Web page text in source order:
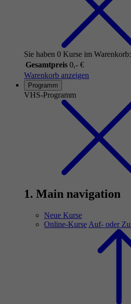
Sie haben 0 Kurse im Warenkorb:
Gesamtpreis 0,- €
Warenkorb anzeigen
Programm
VHS-Programm
1. Main navigation
Neue Kurse
Online-Kurse Auf- oder